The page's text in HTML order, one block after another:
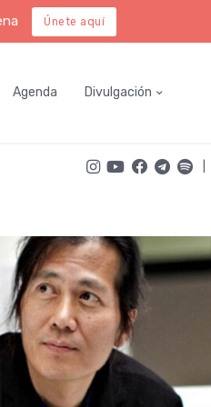
Únete aquí
Agenda Divulgación